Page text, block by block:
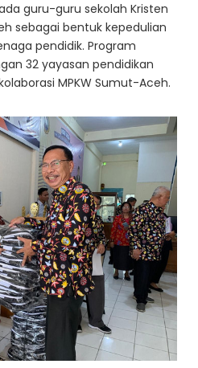
guru-guru sekolah Kristen
sebagai bentuk kepedulian
pendidik. Program
32 yayasan pendidikan
MPKW Sumut-Aceh.